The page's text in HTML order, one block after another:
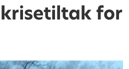
krisetiltak for